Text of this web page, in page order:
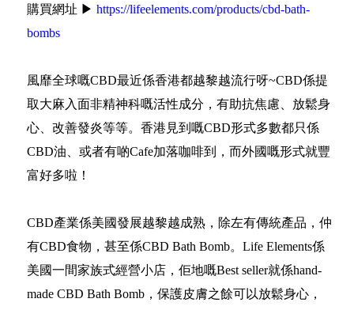
購買網址 ▶ https://lifeelements.com/products/cbd-bath-
bombs
風靡全球嘅CBD最近係香港都越黎越流行呀~CBD係提
取大麻入面非精神科嘅活性成分，有助抗焦慮、放鬆身
心、改善發炎等等。香港見到嘅CBD形式多數都只係
CBD油、或者有啲Cafe加落咖啡到，而外國嘅形式就豐
富好多啦！
CBD產業係美國發展越黎越成熟，除左有傳統產品，仲
有CBD食物，甚至係CBD Bath Bomb。Life Elements係
美國一間家族式經營小店，佢地嘅Best seller就係hand-
made CBD Bath Bomb，保護皮膚之餘可以放鬆身心，